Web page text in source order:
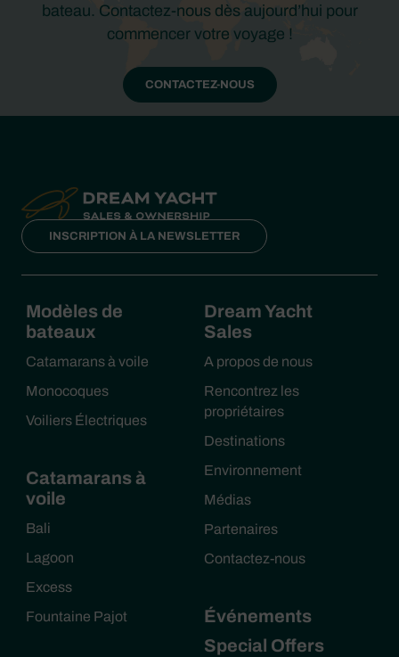
bateau. Contactez-nous dès aujourd’hui pour
commencer votre voyage !
CONTACTEZ-NOUS
INSCRIPTION À LA NEWSLETTER
Modèles de
bateaux
Catamarans à voile
Monocoques
Voiliers Électriques
Catamarans à
voile
Bali
Lagoon
Excess
Fountaine Pajot
Dream Yacht
Sales
A propos de nous
Rencontrez les
propriétaires
Destinations
Environnement
Médias
Partenaires
Contactez-nous
Événements
Special Offers